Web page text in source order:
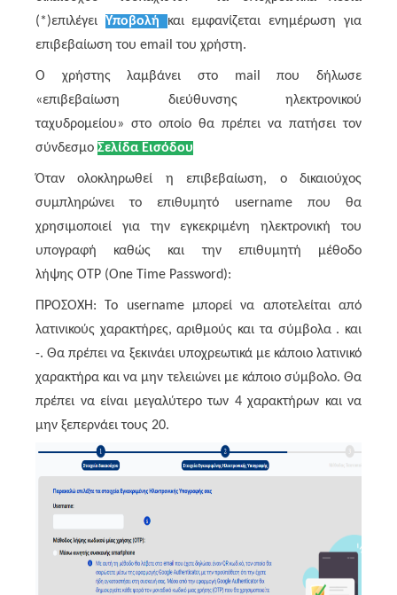
(*)επιλέγει Υποβολή και εμφανίζεται ενημέρωση για
επιβεβαίωση του email του χρήστη.
Ο χρήστης λαμβάνει στο mail
που δήλωσε
«επιβεβαίωση διεύθυνσης ηλεκτρονικού
ταχυδρομείου» στο οποίο θα πρέπει να πατήσει τον
σύνδεσμο Σελίδα Εισόδου
Όταν ολοκληρωθεί η επιβεβαίωση, ο δικαιούχος
συμπληρώνει το επιθυμητό username που θα
χρησιμοποιεί για την εγκεκριμένη ηλεκτρονική του
υπογραφή καθώς και την επιθυμητή μέθοδο
λήψης OTP (One Time Password):
ΠΡΟΣΟΧΗ: Το username μπορεί να αποτελείται από
λατινικούς χαρακτήρες, αριθμούς και τα σύμβολα . και
-. Θα πρέπει να ξεκινάει υποχρεωτικά με κάποιο λατινικό
χαρακτήρα και να μην τελειώνει με κάποιο σύμβολο. Θα
πρέπει να είναι μεγαλύτερο των 4 χαρακτήρων και να
μην ξεπερνάει τους 20.